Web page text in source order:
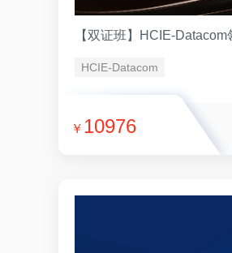
HCIE-Datacom
￥ 10976